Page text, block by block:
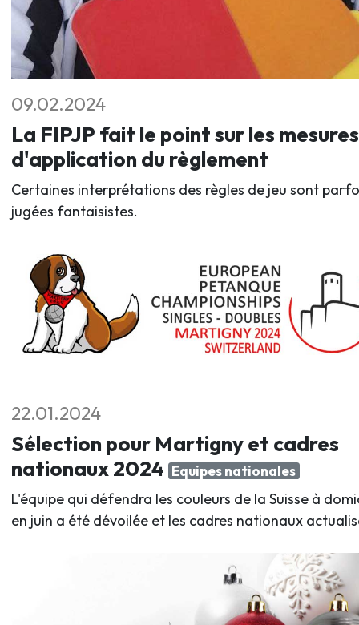
09.02.2024
La FIPJP fait le point sur les mesures
d'application du règlement
Certaines interprétations des règles de jeu sont
jugées fantaisistes.
22.01.2024
Sélection pour Martigny et cadres
nationaux 2024 Equipes nationales
L'équipe qui défendra les couleurs de la Suisse à
en juin a été dévoilée et les cadres nationaux